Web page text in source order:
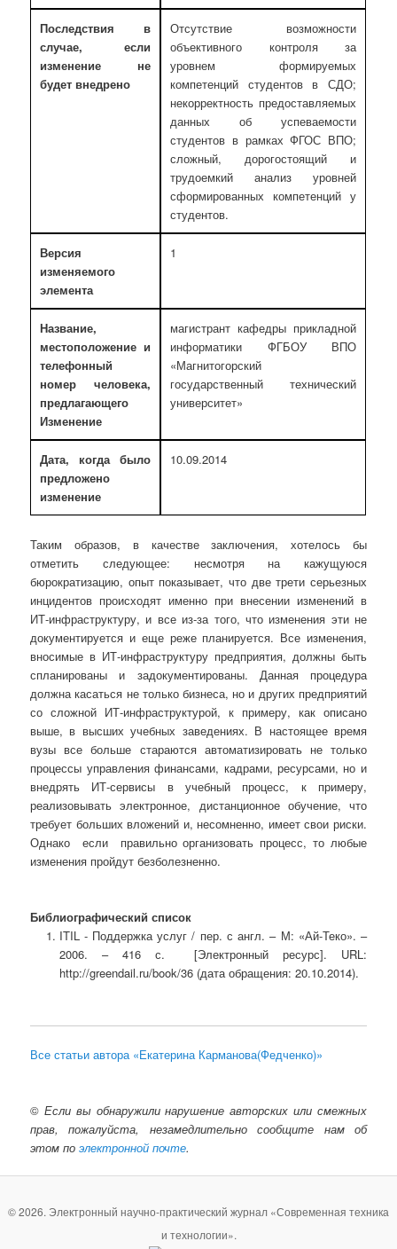
Последствия в
случае, если
изменение не
будет внедрено
Отсутствие возможности
объективного контроля за
уровнем формируемых
компетенций студентов в СДО;
некорректность предоставляемых
данных об успеваемости
студентов в рамках ФГОС ВПО;
сложный, дорогостоящий и
трудоемкий анализ уровней
сформированных компетенций у
студентов.
Версия
изменяемого
элемента
1
Название,
местоположение и
телефонный
номер человека,
предлагающего
Изменение
магистрант кафедры прикладной
информатики ФГБОУ ВПО
«Магнитогорский
государственный технический
университет»
Дата, когда было
предложено
изменение
10.09.2014
Таким образов, в качестве заключения, хотелось бы
отметить следующее: несмотря на кажущуюся
бюрократизацию, опыт показывает, что две трети серьезных
инцидентов происходят именно при внесении изменений в
ИТ-инфраструктуру, и все из-за того, что изменения эти не
документируется и еще реже планируется. Все изменения,
вносимые в ИТ-инфраструктуру предприятия, должны быть
спланированы и задокументированы. Данная процедура
должна касаться не только бизнеса, но и других предприятий
со сложной ИТ-инфраструктурой, к примеру, как описано
выше, в высших учебных заведениях. В настоящее время
вузы все больше стараются автоматизировать не только
процессы управления финансами, кадрами, ресурсами, но и
внедрять ИТ-сервисы в учебный процесс, к примеру,
реализовывать электронное, дистанционное обучение, что
требует больших вложений и, несомненно, имеет свои риски.
Однако если правильно организовать процесс, то любые
изменения пройдут безболезненно.
Библиографический список
ITIL - Поддержка услуг / пер. с англ. – М: «Ай-Теко». –
2006. – 416 с. [Электронный ресурс]. URL:
http://greendail.ru/book/36 (дата обращения: 20.10.2014).
Все статьи автора «Екатерина Карманова(Федченко)»
© Если вы обнаружили нарушение авторских или смежных
прав, пожалуйста, незамедлительно сообщите нам об
этом поэлектронной почте.
© 2026. Электронный научно-практический журнал «Современная техника
и технологии».